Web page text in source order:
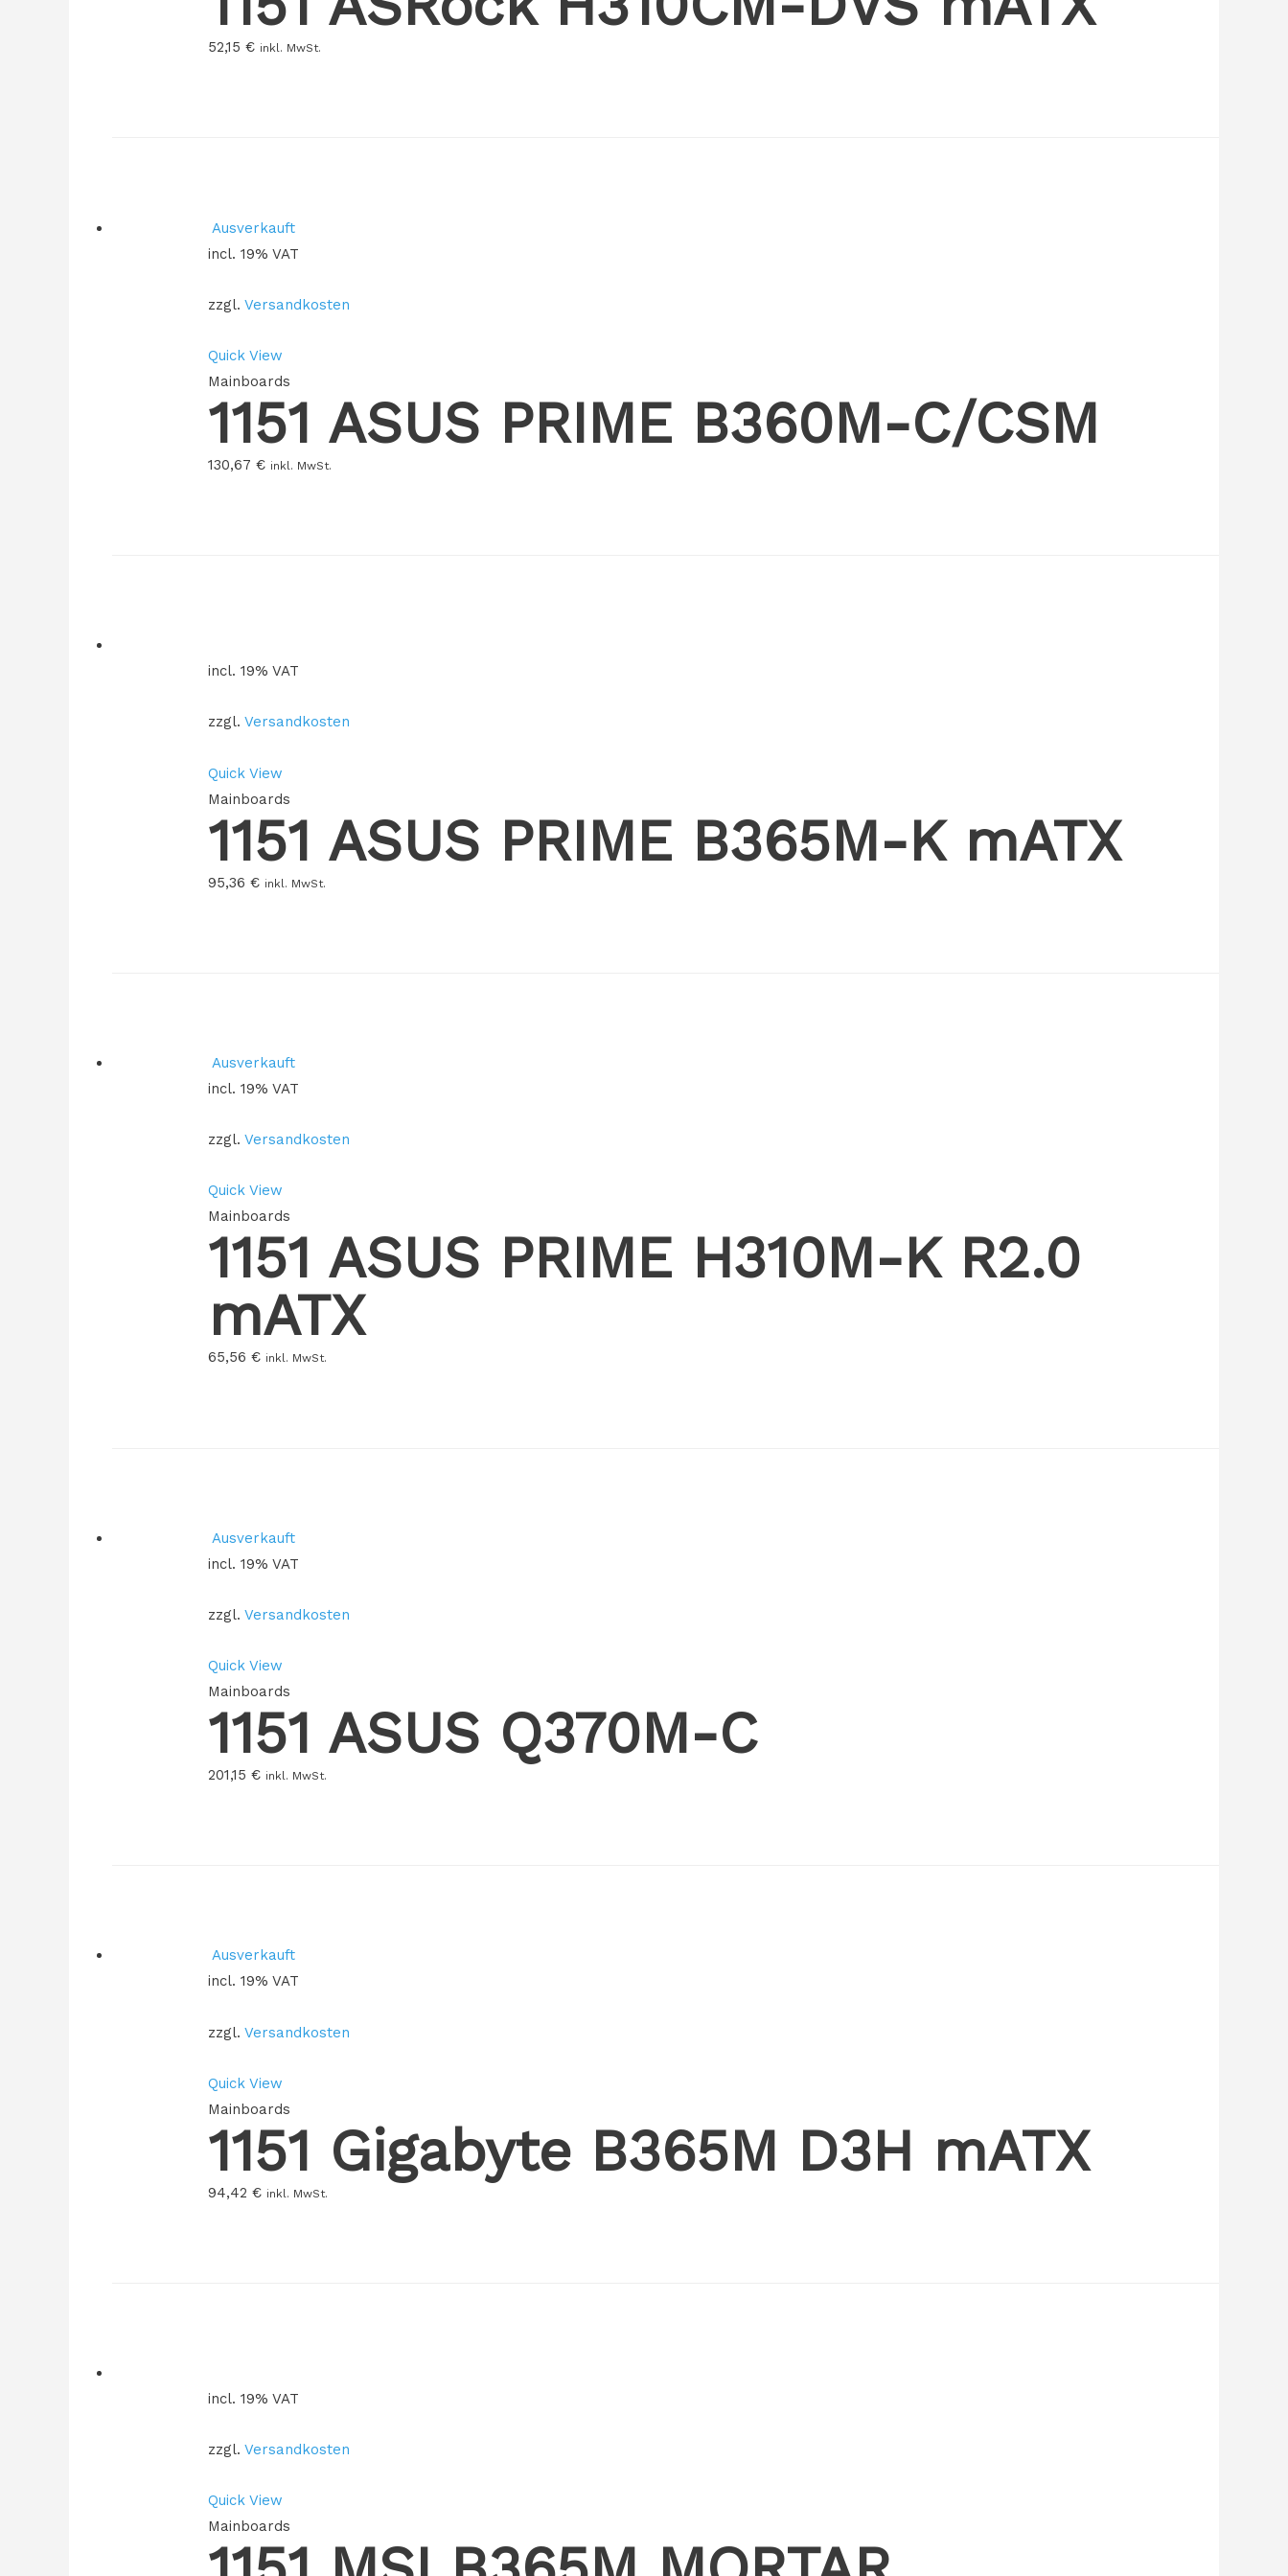
52,15€ inkl. MwSt.
Ausverkauft
incl. 19% VAT
zzgl.Versandkosten
Quick View
Mainboards
1151 ASUS PRIME B360M-C/CSM
130,67€ inkl. MwSt.
incl. 19% VAT
zzgl.Versandkosten
Quick View
Mainboards
1151 ASUS PRIME B365M-K mATX
95,36€ inkl. MwSt.
Ausverkauft
incl. 19% VAT
zzgl.Versandkosten
Quick View
Mainboards
1151 ASUS PRIME H310M-K R2.0
mATX
65,56€ inkl. MwSt.
Ausverkauft
incl. 19% VAT
zzgl.Versandkosten
Quick View
Mainboards
1151 ASUS Q370M-C
201,15€ inkl. MwSt.
Ausverkauft
incl. 19% VAT
zzgl.Versandkosten
Quick View
Mainboards
1151 Gigabyte B365M D3H mATX
94,42€ inkl. MwSt.
incl. 19% VAT
zzgl.Versandkosten
Quick View
Mainboards